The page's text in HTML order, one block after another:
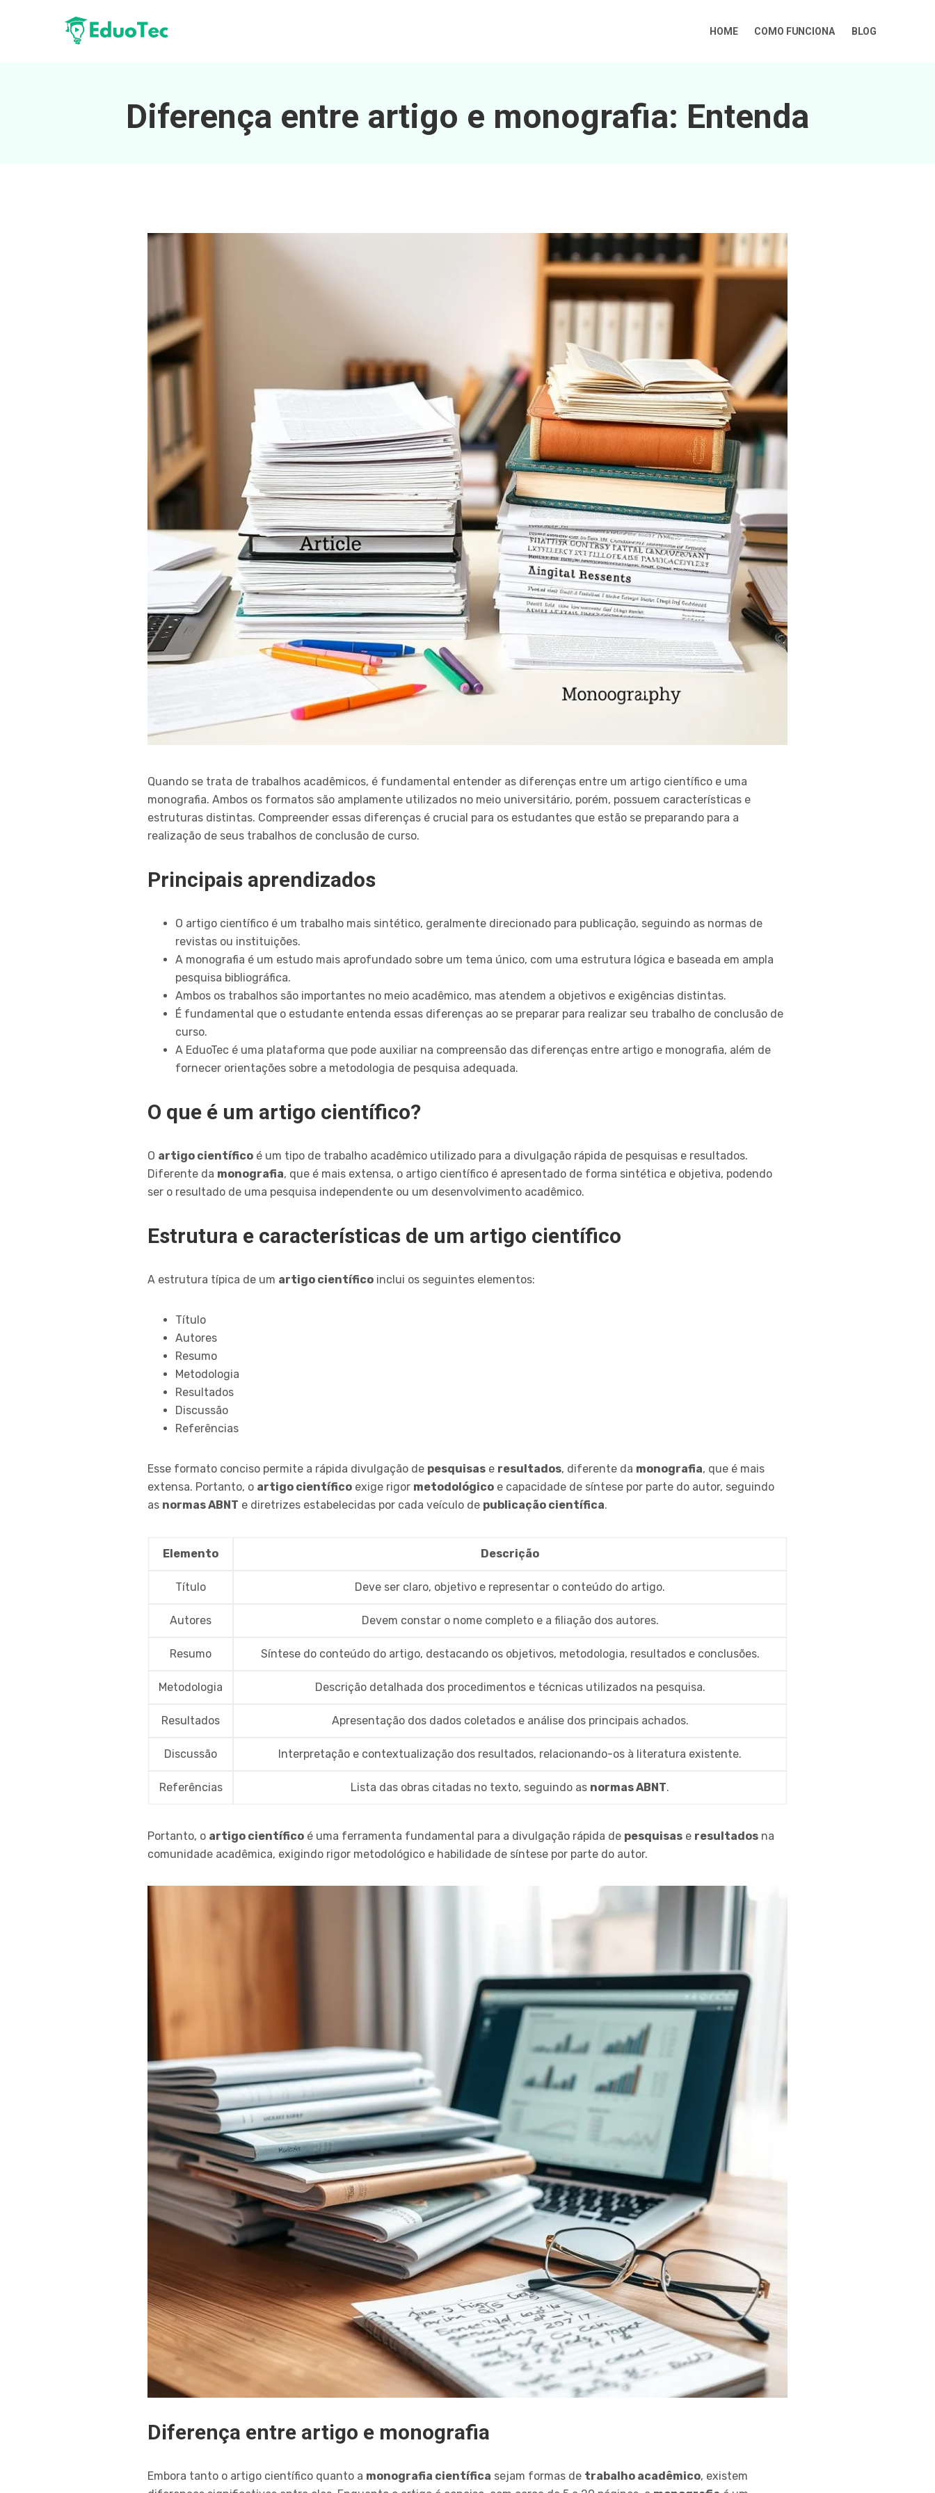
HOME COMO FUNCIONA BLOG
Diferença entre artigo e monografia: Entenda
Quando se trata de trabalhos acadêmicos, é fundamental entender as diferenças entre um artigo científico e uma
monografia. Ambos os formatos são amplamente utilizados no meio universitário, porém, possuem características e
estruturas distintas. Compreender essas diferenças é crucial para os estudantes que estão se preparando para a
realização de seus trabalhos de conclusão de curso.
Principais aprendizados
O artigo científico é um trabalho mais sintético, geralmente direcionado para publicação, seguindo as normas de
revistas ou instituições.
A monografia é um estudo mais aprofundado sobre um tema único, com uma estrutura lógica e baseada em ampla
pesquisa bibliográfica.
Ambos os trabalhos são importantes no meio acadêmico, mas atendem a objetivos e exigências distintas.
É fundamental que o estudante entenda essas diferenças ao se preparar para realizar seu trabalho de conclusão de
curso.
A EduoTec é uma plataforma que pode auxiliar na compreensão das diferenças entre artigo e monografia, além de
fornecer orientações sobre a metodologia de pesquisa adequada.
O que é um artigo científico?
O artigo científico é um tipo de trabalho acadêmico utilizado para a divulgação rápida de pesquisas e resultados.
Diferente da monografia, que é mais extensa, o artigo científico é apresentado de forma sintética e objetiva, podendo
ser o resultado de uma pesquisa independente ou um desenvolvimento acadêmico.
Estrutura e características de um artigo científico
A estrutura típica de um artigo científico inclui os seguintes elementos:
Título
Autores
Resumo
Metodologia
Resultados
Discussão
Referências
Esse formato conciso permite a rápida divulgação de pesquisas e resultados, diferente da monografia, que é mais
extensa. Portanto, o artigo científico exige rigor metodológico e capacidade de síntese por parte do autor, seguindo
as normas ABNT e diretrizes estabelecidas por cada veículo de publicação científica.
Elemento Descrição
Título Deve ser claro, objetivo e representar o conteúdo do artigo.
Autores Devem constar o nome completo e a filiação dos autores.
Resumo Síntese do conteúdo do artigo, destacando os objetivos, metodologia, resultados e conclusões.
Metodologia Descrição detalhada dos procedimentos e técnicas utilizados na pesquisa.
Resultados Apresentação dos dados coletados e análise dos principais achados.
Discussão Interpretação e contextualização dos resultados, relacionando-os à literatura existente.
Referências Lista das obras citadas no texto, seguindo as normas ABNT.
Portanto, o artigo científico é uma ferramenta fundamental para a divulgação rápida de pesquisas e resultados na
comunidade acadêmica, exigindo rigor metodológico e habilidade de síntese por parte do autor.
Diferença entre artigo e monografia
Embora tanto o artigo científico quanto a monografia científica sejam formas de trabalho acadêmico, existem